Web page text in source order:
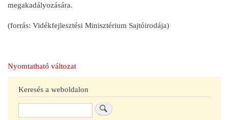
megakadályozására.
(forrás: Vidékfejlesztési Minisztérium Sajtóirodája)
Nyomtatható változat
Keresés a weboldalon